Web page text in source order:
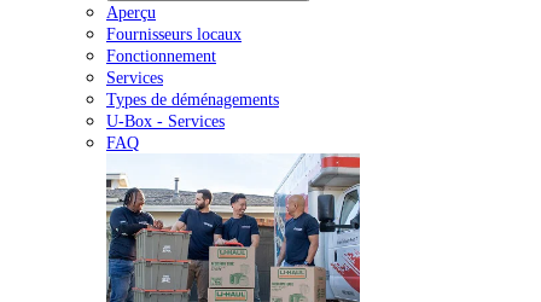
Aperçu
Fournisseurs locaux
Fonctionnement
Services
Types de déménagements
U-Box - Services
FAQ